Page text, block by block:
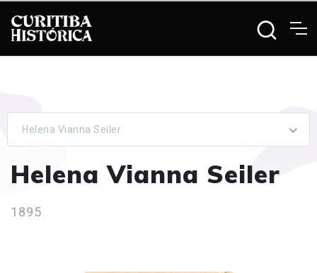
Helena Vianna Seiler
Helena Vianna Seiler
1895